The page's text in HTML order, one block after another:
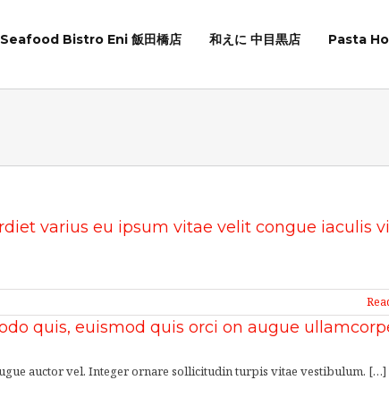
Seafood Bistro Eni 飯田橋店 和えに 中目黒店 Pasta
varius eu ipsum vitae velit congue iaculis
quis, euismod quis orci on augue
auctor vel. Integer ornare sollicitudin turpis vitae vestibulum. […]